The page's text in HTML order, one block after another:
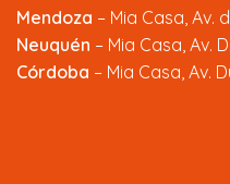
Mendoza – Mia Casa, Av.
Neuquén – Mia Casa, Av.
Córdoba – Mia Casa, Av.